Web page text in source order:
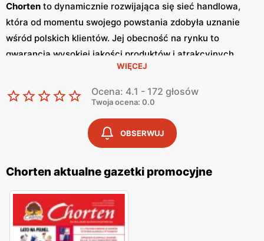
Chorten to dynamicznie rozwijająca się sieć handlowa,
która od momentu swojego powstania zdobyła uznanie
wśród polskich klientów. Jej obecność na rynku to
gwarancja wysokiej jakości produktów i atrakcyjnych
Chortenzlokalizowane są głównie w
północno-wschodniej Polsce, a ich oferta obejmuje szeroki
wachlarz artykułów spożywczych oraz przemysłowych,
dostosowanych do potrzeb codziennego życia. Kluczowym
elementem strategii marketingowej sieci
regularnie wydawanegazetki promocyjne
cenne źródło informacji o bieżących
promocjach
Gazetki promocyjne
ukazują się co dwa
tygodnie, umożliwiając klientom bieżące śledzenie
atrakcyjnych ofert oraz planowanie zakupów w sposób
ekonomiczny. Zawartośćgazetek
WIĘCEJ
Ocena: 4.1 - 172 głosów
Twoja ocena: 0.0
OBSERWUJ
Chorten aktualne gazetki promocyjne